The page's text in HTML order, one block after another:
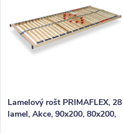
Lamelový rošt PRIMAFLEX, 28
lamel, Akce, 90x200, 80x200,